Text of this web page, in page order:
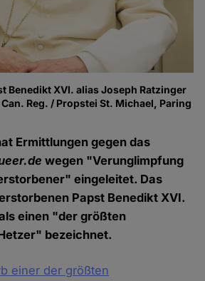
Benedikt XVI. alias Joseph Ratzinger
Reg. / Propstei St. Michael, Paring
Ermittlungen gegen das
wegen "Verunglimpfung
eingeleitet. Das
Papst Benedikt XVI.
einen "der größten
bezeichnet.
einer der größten